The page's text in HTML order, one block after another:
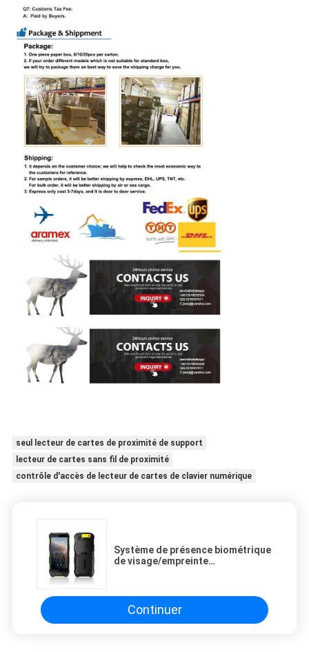
seul lecteur de cartes de proximité de support
lecteur de cartes sans fil de proximité
contrôle d'accès de lecteur de cartes de clavier numérique
Système de présence biométrique
de visage/empreinte
Continuer